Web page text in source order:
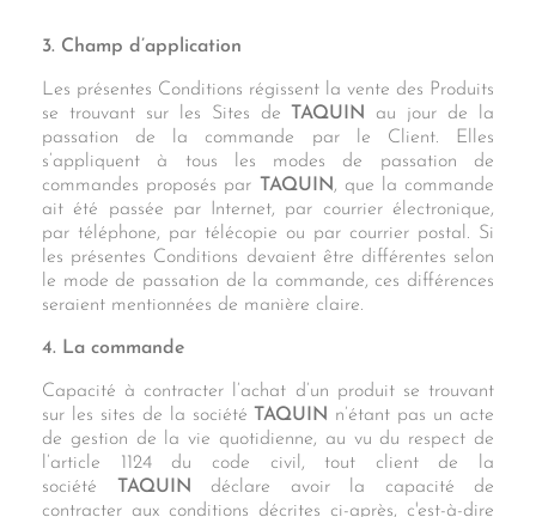
3. Champ d’application
Les présentes Conditions régissent la vente des Produits
se trouvant sur les Sites de
TAQUIN
au jour de la
passation de la commande par le Client. Elles
s’appliquent à tous les modes de passation de
commandes proposés par
TAQUIN, que la commande
ait été passée par Internet, par courrier électronique,
par téléphone, par télécopie ou par courrier postal. Si
les présentes Conditions devaient être différentes selon
le mode de passation de la commande, ces différences
seraient mentionnées de manière claire.
4. La commande
Capacité à contracter l’achat d’un produit se trouvant
sur les sites de la société
TAQUIN n’étant pas un acte
de gestion de la vie quotidienne, au vu du respect de
l’article 1124 du code civil, tout client de la
société
TAQUIN déclare avoir la capacité de
contracter aux conditions décrites ci-après, c'est-à-dire